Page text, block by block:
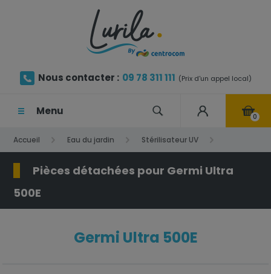
Nous contacter : 09 78 311 111 (Prix d'un appel local)
Menu 0
Accueil Eau du jardin Stérilisateur UV
Germi Ultra 500E
Pièces détachées pour Germi Ultra
500E
Germi Ultra 500E